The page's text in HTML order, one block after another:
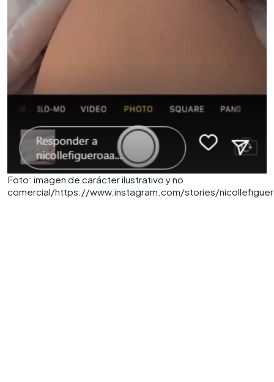
Foto: imagen de carácter ilustrativo y no
comercial/https://www.instagram.com/stories/